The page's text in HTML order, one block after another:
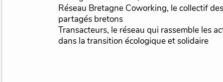
Réseau Bretagne Coworking, le collectif
partagés bretons
Transacteurs, le réseau qui rassemble les
dans la transition écologique et solidaire